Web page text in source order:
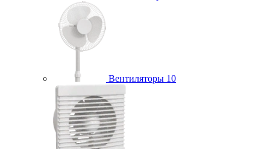
Вентиляторы 10